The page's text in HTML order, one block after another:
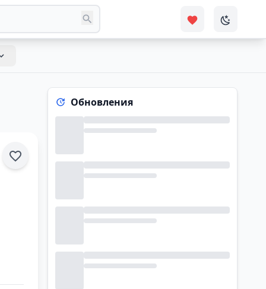
Обновления